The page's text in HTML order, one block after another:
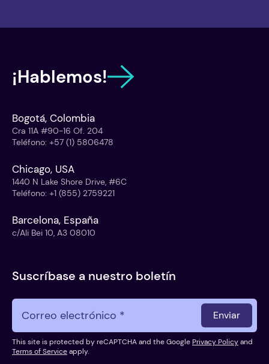
¡Hablemos!
Bogotá, Colombia
Cra 11A #90-16 Of. 204
Teléfono: +57 (1) 5806478
Chicago, USA
1440 N Lake Shore Drive, #6C
Teléfono: +1 (855) 2759221
Barcelona, España
c/Ali Bei 10, A3 08010
Suscríbase a nuestro boletín
Enviar
This site is protected by reCAPTCHA and the GooglePrivacy Policyand
Terms of Serviceapply.